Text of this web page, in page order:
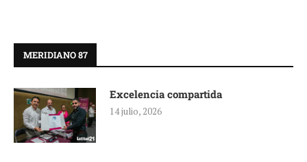
MERIDIANO 87
Excelencia compartida
14 julio, 2026